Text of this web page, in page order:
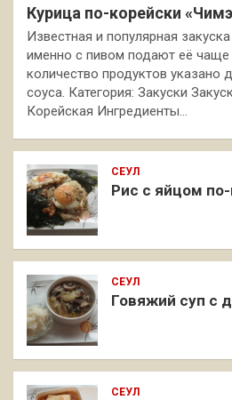
Курица по-корейски
Известная и популярная
именно с пивом подают её чаще
количество продуктов указано
соуса. Категория: Закуски
Корейская Ингредиенты…
СЕУЛ
Рис с яйцом
СЕУЛ
Говяжий суп с
СЕУЛ